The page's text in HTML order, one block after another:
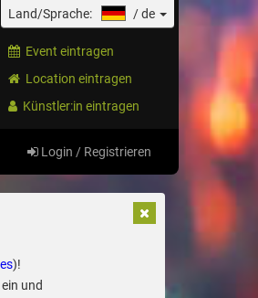
Land/Sprache: /de
Event eintragen
Location eintragen
Künstler:in eintragen
Login / Registrieren
)!
und